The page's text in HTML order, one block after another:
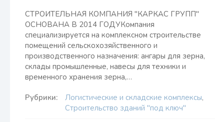
СТРОИТЕЛЬНАЯ КОМПАНИЯ "КАРКАС ГРУПП"
ОСНОВАНА В 2014 ГОДУКомпания
специализируется на комплексном строительстве
помещений сельскохозяйственного и
производственного назначения: ангары для зерна,
склады промышленные, навесы для техники и
временного хранения зерна,…
Рубрики: Логистические и складские комплексы,
Строительство зданий "под ключ"